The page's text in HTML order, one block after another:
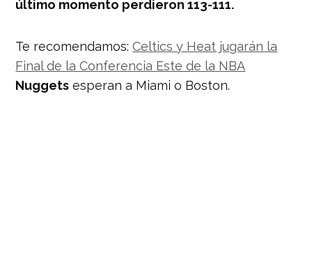
último momento perdieron 113-111.
Te recomendamos:Celtics y Heat jugarán la
Final de la Conferencia Este de la NBA
Nuggets esperan a Miami o Boston.